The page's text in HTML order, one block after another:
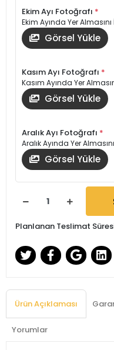
Ekim Ayı Fotoğrafı *
Ekim Ayında Yer
Görsel Yükle
Kasım Ayı Fotoğrafı *
Kasım Ayında Yer
Görsel Yükle
Aralık Ayı Fotoğrafı *
Aralık Ayında Yer
Görsel Yükle
Planlanan Teslimat
Ürün Açıklaması
Yorumlar